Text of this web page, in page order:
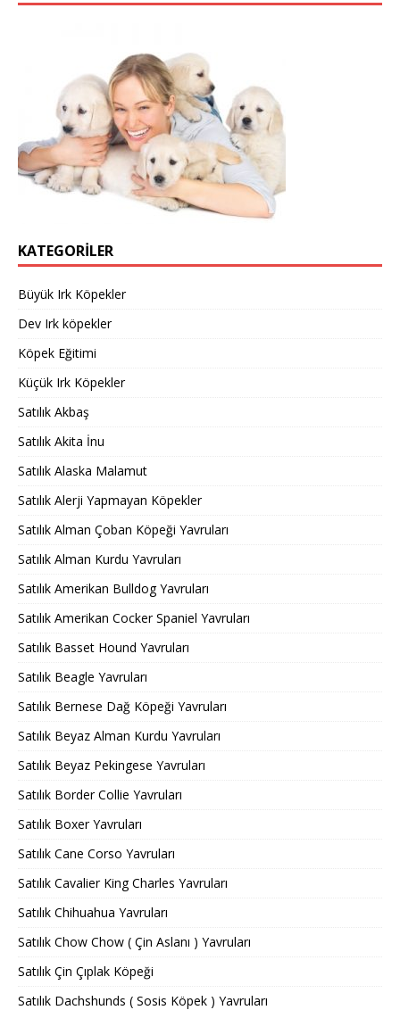
KATEGORILER
Büyük Irk Köpekler
Dev Irk köpekler
Köpek Eğitimi
Küçük Irk Köpekler
Satılık Akbaş
Satılık Akita İnu
Satılık Alaska Malamut
Satılık Alerji Yapmayan Köpekler
Satılık Alman Çoban Köpeği Yavruları
Satılık Alman Kurdu Yavruları
Satılık Amerikan Bulldog Yavruları
Satılık Amerikan Cocker Spaniel Yavruları
Satılık Basset Hound Yavruları
Satılık Beagle Yavruları
Satılık Bernese Dağ Köpeği Yavruları
Satılık Beyaz Alman Kurdu Yavruları
Satılık Beyaz Pekingese Yavruları
Satılık Border Collie Yavruları
Satılık Boxer Yavruları
Satılık Cane Corso Yavruları
Satılık Cavalier King Charles Yavruları
Satılık Chihuahua Yavruları
Satılık Chow Chow ( Çin Aslanı ) Yavruları
Satılık Çin Çıplak Köpeği
Satılık Dachshunds ( Sosis Köpek ) Yavruları